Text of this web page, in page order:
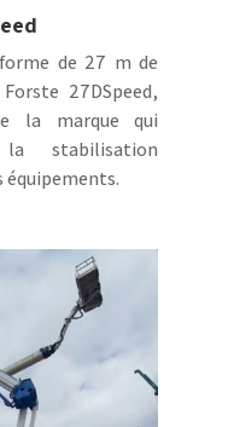
de 27 m de
27DSpeed,
la marque qui
stabilisation
équipements.